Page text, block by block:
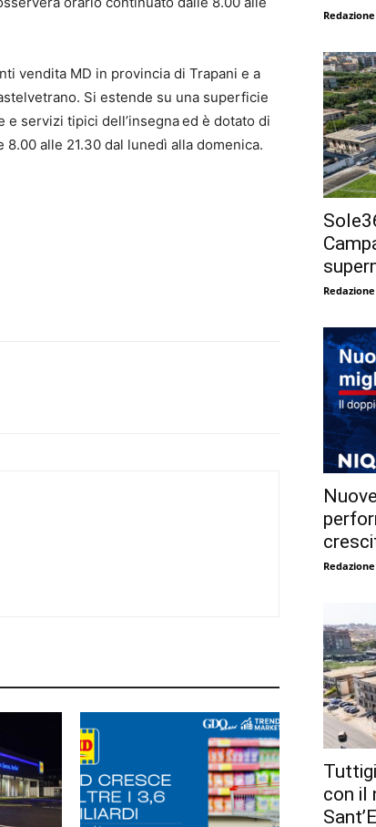
vendita MD in provincia di Trapani e a
Si estende su una superficie
e servizi tipici dell’insegnaed è dotato di
alle 21.30 dal lunedì alla domenica.
Redazione
Redazione
Redazione
con il